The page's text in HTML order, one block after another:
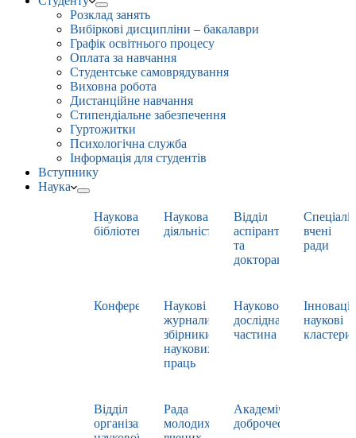
Розклад занять
Вибіркові дисципліни – бакалаври
Графік освітнього процесу
Оплата за навчання
Студентське самоврядування
Виховна робота
Дистанційне навчання
Стипендіальне забезпечення
Гуртожитки
Психологічна служба
Інформація для студентів
Вступнику
Наука
Наукова
бібліотека
Наукова
діяльність
Відділ
аспірантури
та
докторантури
вчені
ради
Конференції
Наукові
журнали,
збірники
наукових
праць
Науково-
дослідна
частина
наукові
кластери
Відділ
організації
Рада
молодих
Академічна
доброчесність